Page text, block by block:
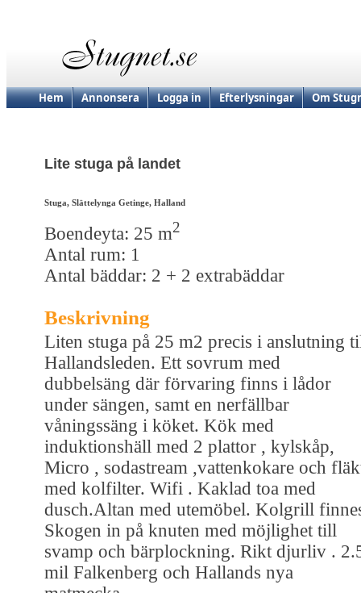
Hem Annonsera Logga in Efterlysningar Om
Lite stuga på landet
Stuga, Slättelynga Getinge, Halland
Boendeyta: 25 m2
Antal rum: 1
Antal bäddar: 2 + 2 extrabäddar
Beskrivning
Liten stuga på 25 m2 precis i anslutning
Hallandsleden. Ett sovrum med
dubbelsäng där förvaring finns i lådor
under sängen, samt en nerfällbar
våningssäng i köket. Kök med
induktionshäll med 2 plattor , kylskåp,
Micro , sodastream ,vattenkokare och
med kolfilter. Wifi . Kaklad toa med
dusch.Altan med utemöbel. Kolgrill
Skogen in på knuten med möjlighet till
svamp och bärplockning. Rikt djurliv .
mil Falkenberg och Hallands nya